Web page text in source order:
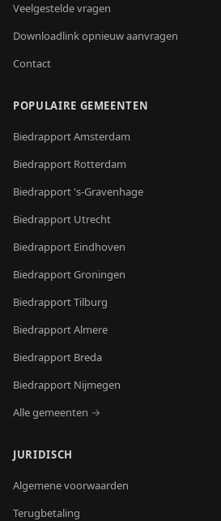
Veelgestelde vragen
Downloadlink opnieuw aanvragen
Contact
POPULAIRE GEMEENTEN
BiedrapportAmsterdam
Biedrapport Rotterdam
Biedrapport 's-Gravenhage
Biedrapport Utrecht
Biedrapport Eindhoven
BiedrapportGroningen
BiedrapportTilburg
BiedrapportAlmere
Biedrapport Breda
Biedrapport Nijmegen
Alle gemeenten →
JURIDISCH
Algemene voorwaarden
Terugbetaling